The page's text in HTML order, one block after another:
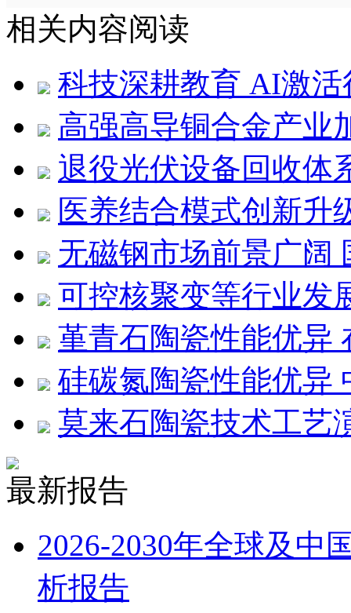
相关内容阅读
科技深耕教育 AI激
高强高导铜合金产业
退役光伏设备回收体
医养结合模式创新升
无磁钢市场前景广阔
可控核聚变等行业发
堇青石陶瓷性能优异
硅碳氮陶瓷性能优异
莫来石陶瓷技术工艺
最新报告
2026-2030年全球及中
析报告